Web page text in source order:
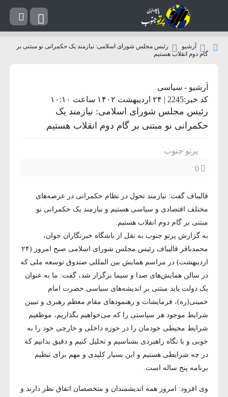
آرشیو
رئیس مجلس شورای اسلامی: نیازمند یک حکمرانی نو مبتنی بر
گام دوم انقلاب هستیم
آرشیو - سیاسی
کد خبر:2245 | ۲۴ اردیبهشت ۱۴۰۲ ساعت ۱۰:۱۰
رئیس مجلس شورای اسلامی: نیازمند یک
حکمرانی نو مبتنی بر گام دوم انقلاب هستیم
پرتو جنوب
0
قالیباف گفت: نیازمند تحول در نظام حکمرانی در عرصه‌های
مختلف اقتصادی و سیاسی هستیم و نیازمند یک حکمرانی نو
مبتنی بر گام دوم انقلاب هستیم.
به گزارش پرتو جنوب به نقل از باشگاه خبرنگاران جوان،
محمدباقر قالیباف رئیس مجلس شورای اسلامی صبح امروز (۲۴
اردیبهشت) در مراسم همایش بین المللی صندوق توسعه ملی که
در سالن همایش‌های صدا و سیما برگزار شد، گفت: ما به عنوان
یک دولت باید مبتنی بر اندیشه‌های سیاسی حضرت امام
خمینی(ره)، فرمایشات و رهنمود‌های مقام معظم رهبری و تبیین
شرایط موجود هر سیاستی را که می‌خواهیم بگذاریم، موظفیم
شرایط محیطی خودمان را در حوزه داخلی و خارجی خود را به
خوبی و با نگاه راهبردی بشناسیم و تحلیل کنیم و دقیق بدانیم که
در چه شرایطی هستیم و این بسیار کلیدی و مهم برای تنظیم
برنامه پنج ساله است.
وی افزود: امروز همه اندیشمندان و متخصصان اتفاق نظر دارند و